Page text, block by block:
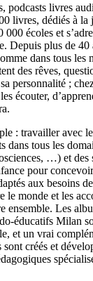
podcasts livres
livres, dédiés à la
000 écoles et
Depuis plus de
dans tous
des rêves,
personnalité ;
écouter,
: travailler avec
dans tous les
…) et des
pour
aux besoins
le monde et les
ensemble. Les
éducatifs Milan
et un vrai
créés et